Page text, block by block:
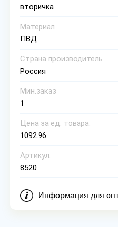
вторичка
Материал
ПВД
Страна производитель
Россия
Мин.заказ
1
Цена за ед. товара:
1092.96
Артикул:
8520
Информация для